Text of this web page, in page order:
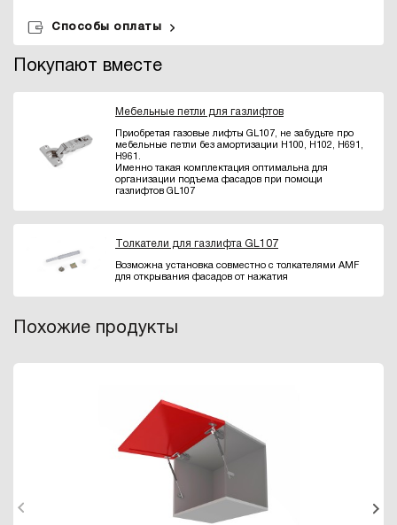
Способы оплаты
Покупают вместе
Мебельные петли для газлифтов
Приобретая газовые лифты GL107, не забудьте про
мебельные петли без амортизации H100, H102, H691,
H961.
Именно такая комплектация оптимальна для
организации подъема фасадов при помощи
газлифтов GL107
Толкатели для газлифта GL107
Возможна установка совместно с толкателями AMF
для открывания фасадов от нажатия
Похожие продукты